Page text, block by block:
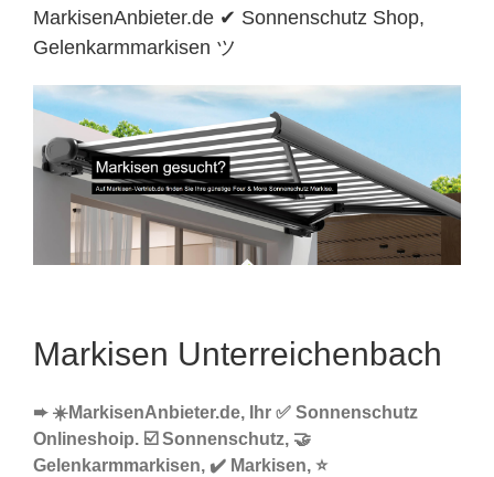
MarkisenAnbieter.de ✔ Sonnenschutz Shop,
Gelenkarmmarkisen ツ
Markisen Unterreichenbach
➨ ☀️MarkisenAnbieter.de, Ihr ✅ Sonnenschutz
Onlineshoip. ☑️ Sonnenschutz, 🤝
Gelenkarmmarkisen, ✔️ Markisen, ⭐